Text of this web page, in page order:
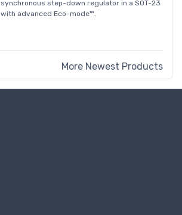
synchronous step-down regulator in a SOT-23
with advanced Eco-mode™.
More Newest Products